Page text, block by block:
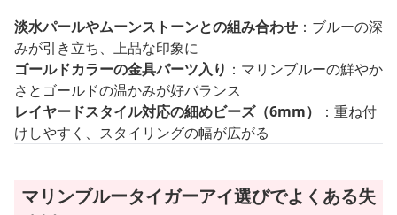
淡水パールやムーンストーンとの組み合わせ ：ブルーの深
みが引き立ち、上品な印象に
ゴールドカラーの金具パーツ入り ：マリンブルーの鮮やか
さとゴールドの温かみが好バランス
レイヤードスタイル対応の細めビーズ（6mm）
：重ね付
けしやすく、スタイリングの幅が広がる
マリンブルータイガーアイ選びでよくある失